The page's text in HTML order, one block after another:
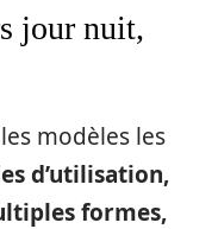
jour nuit,
modèles les
d’utilisation,
formes,